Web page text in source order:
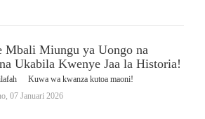
Mbali Miungu ya Uongo na
Ukabila Kwenye Jaa la Historia!
Kuwa wa kwanza kutoa maoni!
07 Januari 2026